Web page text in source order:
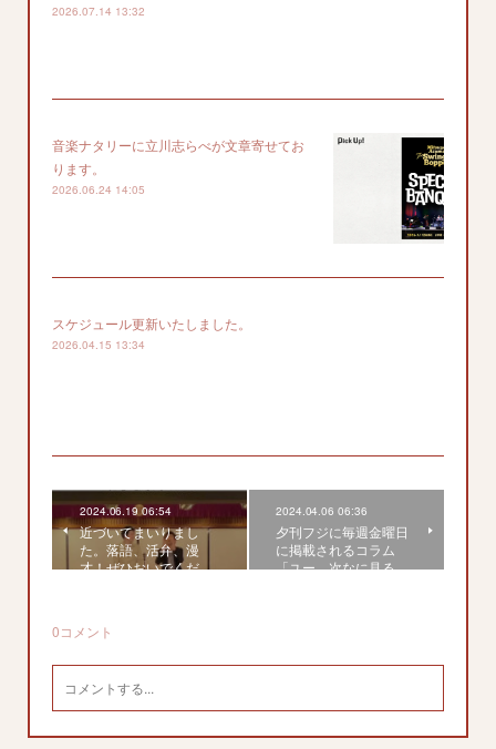
2026.07.14 13:32
音楽ナタリーに立川志らべが文章寄せてお
ります。
2026.06.24 14:05
スケジュール更新いたしました。
2026.04.15 13:34
2024.06.19 06:54
近づいてまいりまし
た。落語、活弁、漫
才！ぜひおいでくだ…
2024.04.06 06:36
夕刊フジに毎週金曜日
に掲載されるコラム
「ユー、次なに見る…
0コメント